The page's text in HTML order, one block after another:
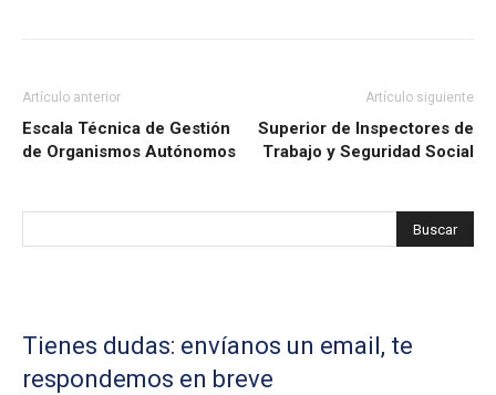
Artículo anterior
Escala Técnica de Gestión
de Organismos Autónomos
Artículo siguiente
Superior de Inspectores de
Trabajo y Seguridad Social
Tienes dudas: envíanos un email, te
respondemos en breve